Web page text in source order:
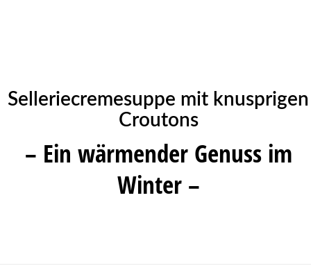
Selleriecremesuppe mit knusprigen
Croutons
– Ein wärmender Genuss im
Winter –